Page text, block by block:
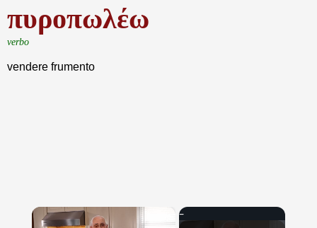
πυροπωλέω
verbo
vendere frumento